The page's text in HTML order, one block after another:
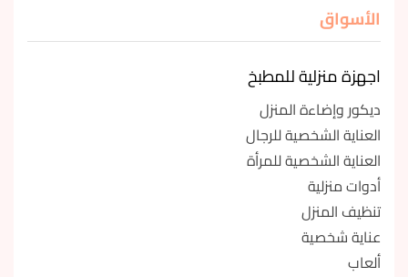
الأسواق
اجهزة منزلية للمطبخ
ديكور وإضاءة المنزل
العناية الشخصية للرجال
العناية الشخصية للمرأة
أدوات منزلية
تنظيف المنزل
عناية شخصية
ألعاب